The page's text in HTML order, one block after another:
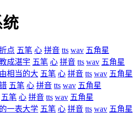
点 五笔 心 拼音 tts wav 五角星
成湛宇 五笔 心 拼音 tts wav 五角星
相当的大 五笔 心 拼音 tts wav 五角星
五笔 心 拼音 tts wav 五角星
五笔 心 拼音 tts wav 五角星
一表大学 五笔 心 拼音 tts wav 五角星